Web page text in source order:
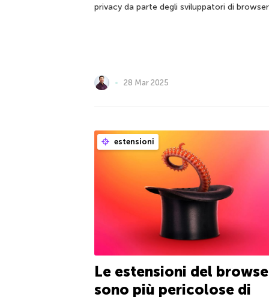
privacy da parte degli sviluppatori di browser
28 Mar 2025
estensioni
Le estensioni del
sono più pericolose di